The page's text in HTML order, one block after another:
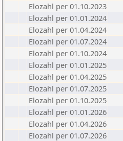
Elozahl per 01.10.2023
Elozahl per 01.01.2024
Elozahl per 01.04.2024
Elozahl per 01.07.2024
Elozahl per 01.10.2024
Elozahl per 01.01.2025
Elozahl per 01.04.2025
Elozahl per 01.07.2025
Elozahl per 01.10.2025
Elozahl per 01.01.2026
Elozahl per 01.04.2026
Elozahl per 01.07.2026